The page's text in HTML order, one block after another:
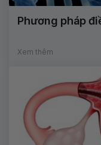
Phương pháp
Xem thêm